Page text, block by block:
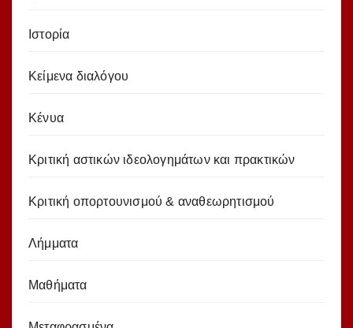
Ιστορία
Κείμενα διαλόγου
Κένυα
Κριτική αστικών ιδεολογημάτων και πρακτικών
Κριτική οπορτουνισμού & αναθεωρητισμού
Λήμματα
Μαθήματα